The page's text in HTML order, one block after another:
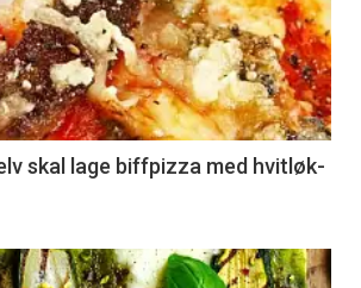
skal lage biffpizza med hvitløk-